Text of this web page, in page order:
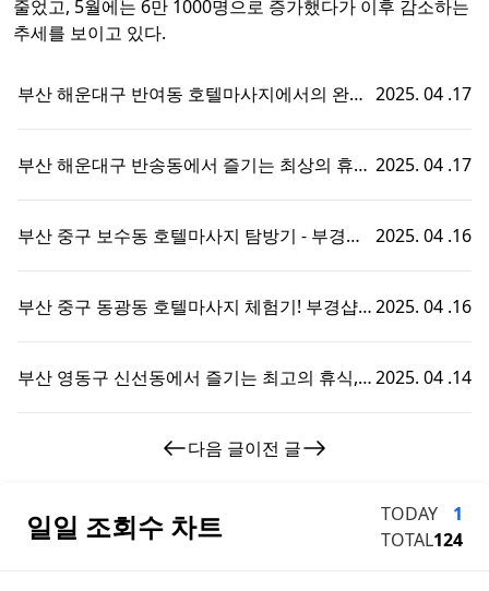
줄었고, 5월에는 6만 1000명으로 증가했다가 이후 감소하는
추세를 보이고 있다.
부산 해운대구 반여동 호텔마사지에서의 완벽 2025. 04 .17
부산 해운대구 반송동에서 즐기는 최상의 휴식, 2025. 04 .17
부산 중구 보수동 호텔마사지 탐방기 - 부경샵
2025. 04 .16
부산 중구 동광동 호텔마사지 체험기! 부경샵에2025. 04 .16
부산 영동구 신선동에서 즐기는 최고의 휴식,
2025. 04 .14
다음 글이전 글
일일 조회수 차트 TODAY
1
TOTAL124